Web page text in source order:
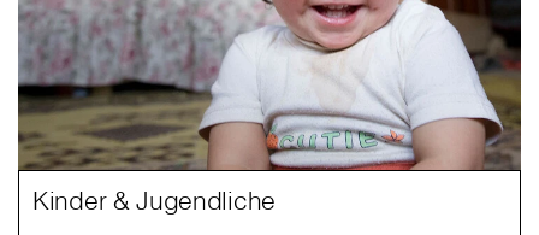
Kinder & Jugendliche